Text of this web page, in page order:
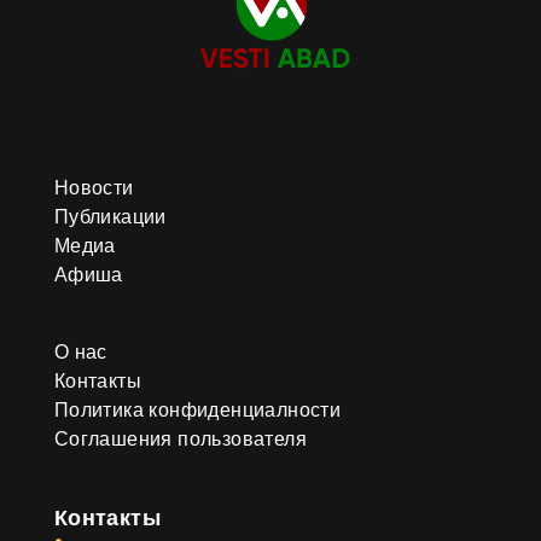
Новости
Публикации
Медиа
Афиша
О нас
Контакты
Политика конфиденциалности
Соглашения пользователя
Контакты